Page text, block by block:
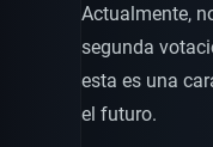
Actualmente,
segunda
esta es una
el futuro.